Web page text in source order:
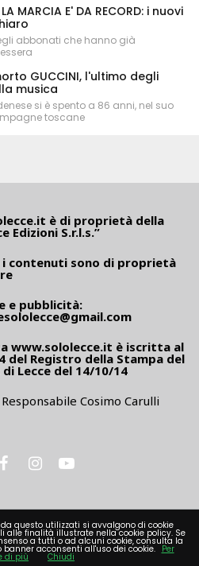
MARCIA E' DA RECORD: i nuovi
abbonati che hanno già
GUCCINI, l'ultimo degli
musica
si è spento a 86 anni, nel suo
toscane
è di proprietà della
Edizioni S.r.l.s.”
contenuti sono di proprietà
e pubblicità:
www.sololecce.it è iscritta al
del Registro della Stampa del
Lecce del 14/10/14
Cosimo Carulli
questo utilizzati si avvalgono di cookie
alle finalità illustrate nella cookie policy. Se
a tutti o ad alcuni cookie, consulta la
acconsenti all'uso dei cookie. Per
di più Chiudi